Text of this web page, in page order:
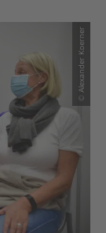
© Alexander Koerner